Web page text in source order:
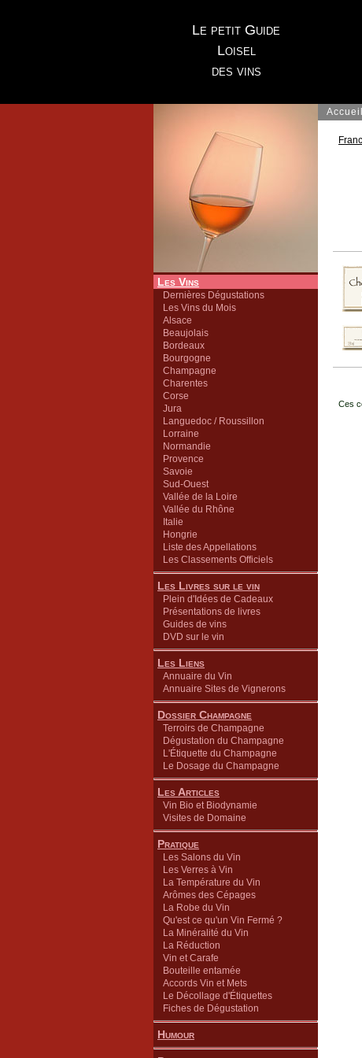
Le petit Guide
Loisel
des vins
Les Vins
Dernières Dégustations
Les Vins du Mois
Alsace
Beaujolais
Bordeaux
Bourgogne
Champagne
Charentes
Corse
Jura
Languedoc / Roussillon
Lorraine
Normandie
Provence
Savoie
Sud-Ouest
Vallée de la Loire
Vallée du Rhône
Italie
Hongrie
Liste des Appellations
Les Classements Officiels
Les Livres sur le vin
Plein d'Idées de Cadeaux
Présentations de livres
Guides de vins
DVD sur le vin
Les Liens
Annuaire du Vin
Annuaire Sites de Vignerons
Dossier Champagne
Terroirs de Champagne
Dégustation du Champagne
L'Étiquette du Champagne
Le Dosage du Champagne
Les Articles
Vin Bio et Biodynamie
Visites de Domaine
Pratique
Les Salons du Vin
Les Verres à Vin
La Température du Vin
Arômes des Cépages
La Robe du Vin
Qu'est ce qu'un Vin Fermé ?
La Minéralité du Vin
La Réduction
Vin et Carafe
Bouteille entamée
Accords Vin et Mets
Le Décollage d'Étiquettes
Fiches de Dégustation
Humour
Accueil
Ces